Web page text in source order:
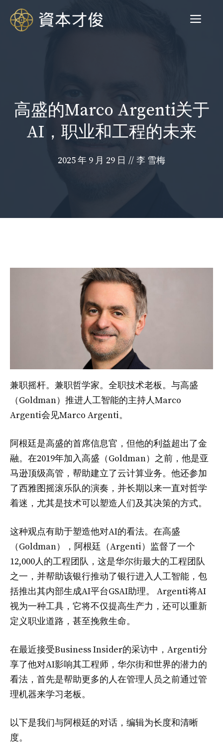
菜
高盛的Marco Argenti关于
AI，职业和工程的未来
2025 年 9 月 29 日 // 李 雪梅
兼职摇杆。兼职哲学家。全职技术老板。与高盛
（Goldman）推进人工智能的主持人Marco
Argenti会见Marco Argenti。
阿根廷是高盛的首席信息官，但他的利益超出了金
融。在2019年加入高盛（Goldman）之前，他是亚
马逊顶级高管，帮助建立了云计算业务。他还参加
了西雅图摇滚乐队的演奏，并长期以来一直对哲学
着迷，尤其是技术可以塑造人们及其决策的方式。
这种观点有助于塑造他对AI的看法。在高盛
（Goldman），阿根廷（Argenti）监督了一个
12,000人的工程团队，这是华尔街最大的工程团队
之一，并帮助该银行推动了银行进入人工智能，包
括推出其内部生成AI平台GSAI助理。 Argenti将AI
视为一种工具，它将不仅提高生产力，还可以重新
定义职业道路，甚至挽救生命。
在最近接受Business Insider的采访中，Argenti分
享了他对AI影响其工程师，华尔街和世界的潜力的
看法，首先是帮助更多的人在管理人员之前通过管
理机器来学习老板。
以下是我们与阿根廷的对话，编辑为长度和清晰
度。